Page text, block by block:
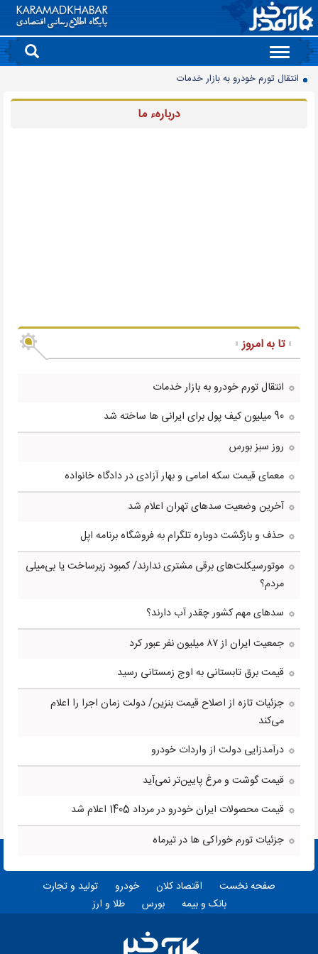
Toggle
navigation
انتقال تورم خودرو به بازار خدمات
90 میلیون کیف پول برای ایرانی ها ساخته شد
دربارهء ما
تا به امروز
انتقال تورم خودرو به بازار خدمات
90 میلیون کیف پول برای ایرانی ها ساخته شد
روز سبز بورس
معمای قیمت سکه امامی و بهار آزادی در دادگاه خانواده
آخرین وضعیت سدهای تهران اعلام شد
حذف و بازگشت دوباره تلگرام به فروشگاه برنامه اپل
موتورسیکلت‌های برقی مشتری ندارند/ کمبود زیرساخت یا بی‌میلی
مردم؟
سدهای مهم کشور چقدر آب دارند؟
جمعیت ایران از ۸۷ میلیون نفر عبور کرد
قیمت برق تابستانی به اوج زمستانی رسید
جزئیات تازه از اصلاح قیمت بنزین/ دولت زمان اجرا را اعلام
می‌کند
درآمدزایی دولت از واردات خودرو
قیمت گوشت و مرغ پایین‌تر نمی‌آید
قیمت محصولات ایران خودرو در مرداد 1405 اعلام شد
جزئیات تورم خوراکی ها در تیرماه
صفحه نخست اقتصاد کلان خودرو
تولید و تجارت
بانک و بیمه
بورس طلا و ارز